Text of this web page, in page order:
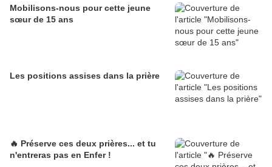
Mobilisons-nous pour cette jeune
sœur de 15 ans
Les positions assises dans la prière
🔥 Préserve ces deux prières... et tu
n'entreras pas en Enfer !